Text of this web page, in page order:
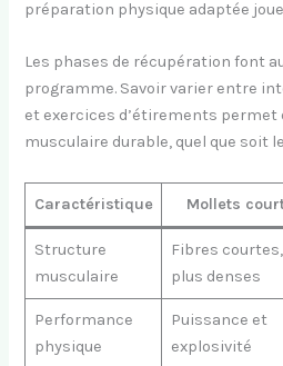
préparation physique adaptée
Les phases de récupération font
programme. Savoir varier entre
et exercices d’étirements permet
musculaire durable, quel que soit
Caractéristique Mollets
Structure
musculaire
Fibres courtes,
plus denses
Performance
physique
Puissance et
explosivité